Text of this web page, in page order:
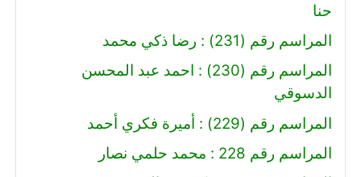
حنا
المراسم رقم (231) : رضا ذكي محمد
المراسم رقم (230) : احمد عبد المحسن
الدسوقي
المراسم رقم (229) : أميرة فكري أحمد
المراسم رقم 228 : محمد حلمي نصار